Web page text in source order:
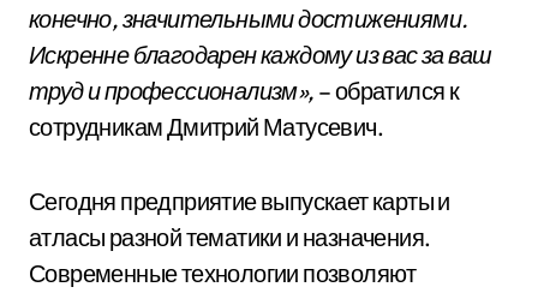
конечно, значительными достижениями.
Искренне благодарен каждому из вас за ваш
труд и профессионализм», – обратился к
сотрудникам Дмитрий Матусевич.
Сегодня предприятие выпускает карты и
атласы разной тематики и назначения.
Современные технологии позволяют